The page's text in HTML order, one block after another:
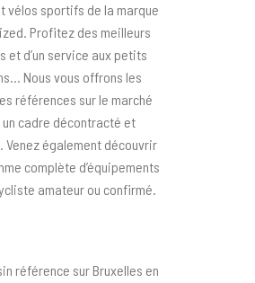
vélos sportifs de la marque
Profitez des meilleurs
et d’un service aux petits
Nous vous offrons les
références sur le marché
un cadre décontracté et
Venez également découvrir
complète d’équipements
amateur ou confirmé.
référence sur Bruxelles en